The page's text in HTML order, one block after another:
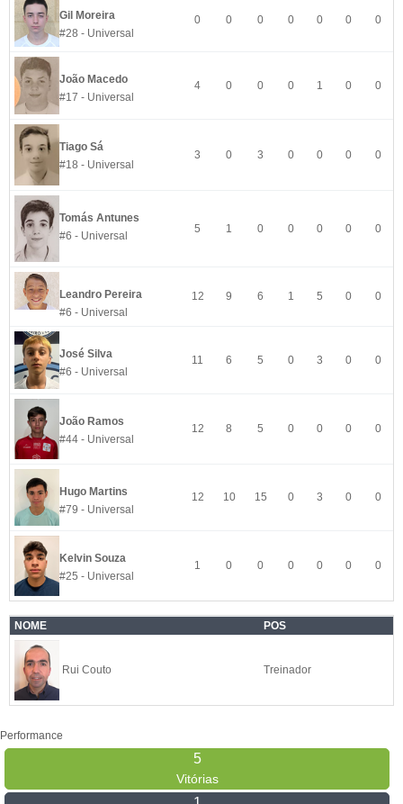
Gil Moreira
#28 - Universal
0 0 0 0 0 0 0
João Macedo
#17 - Universal
4 0 0 0 1 0 0
Tiago Sá
#18 - Universal
3 0 3 0 0 0 0
Tomás Antunes
#6 - Universal
5 1 0 0 0 0 0
Leandro Pereira
#6 - Universal
12 9 6 1 5 0 0
José Silva
#6 - Universal
11 6 5 0 3 0 0
João Ramos
#44 - Universal
12 8 5 0 0 0 0
Hugo Martins
#79 - Universal
12 10 15 0 3 0 0
Kelvin Souza
#25 - Universal
1 0 0 0 0 0 0
NOME POS
Rui Couto Treinador
Performance
5
Vitórias